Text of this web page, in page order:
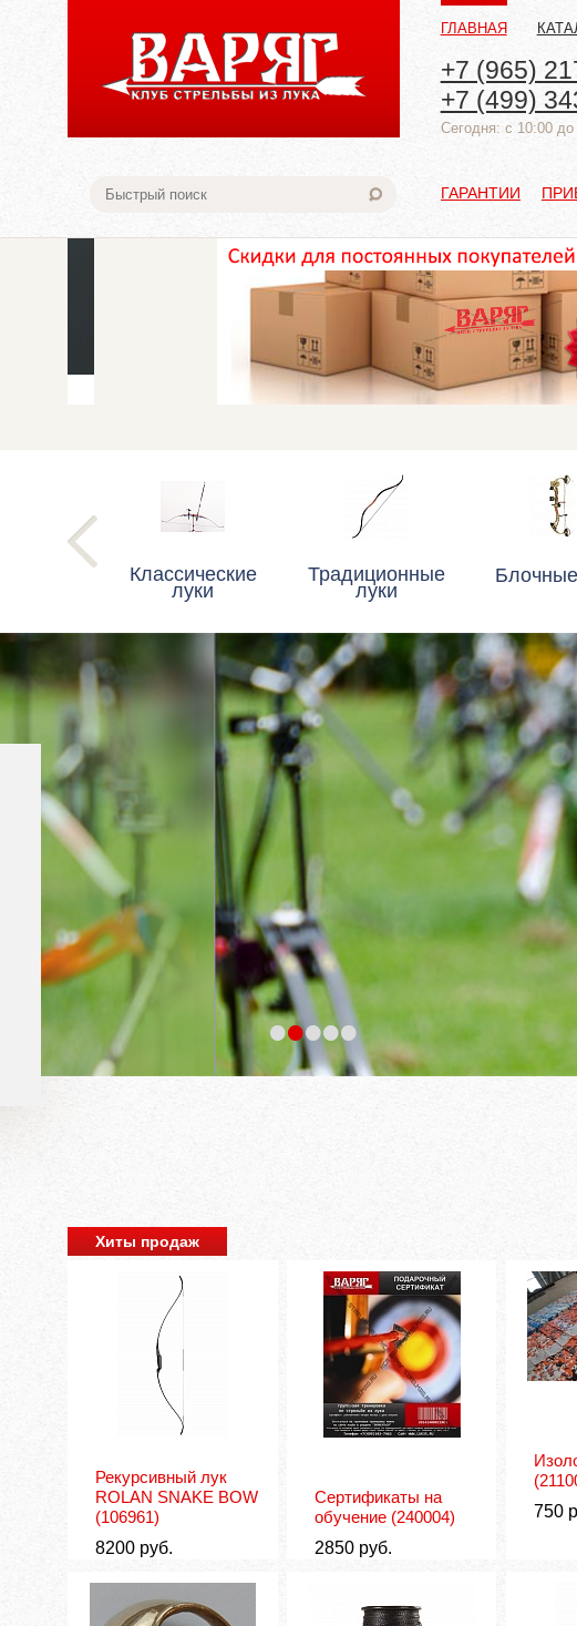
ГЛАВНАЯ
+7 (965)
+7 (499)
Cегодня: с 10:00 до
ГАРАНТИИ
Классические
луки
Традиционные
луки
•••••
Хиты продаж
Рекурсивный лук
ROLAN SNAKE BOW
(106961)
8200 руб.
Сертификаты на
обучение(240004)
2850руб.
750